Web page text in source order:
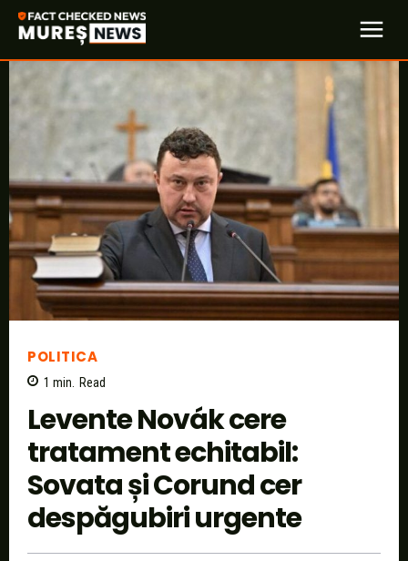
POLITICA
1 min. Read
Levente Novák cere
tratament echitabil:
Sovata și Corund cer
despăgubiri urgente